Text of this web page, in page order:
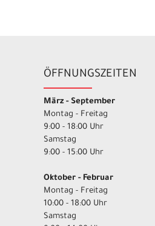
ÖFFNUNGSZEITEN
März - September
Montag - Freitag
9:00 - 18:00 Uhr
Samstag
9:00 - 15:00 Uhr
Oktober - Februar
Montag - Freitag
10:00 - 18:00 Uhr
Samstag